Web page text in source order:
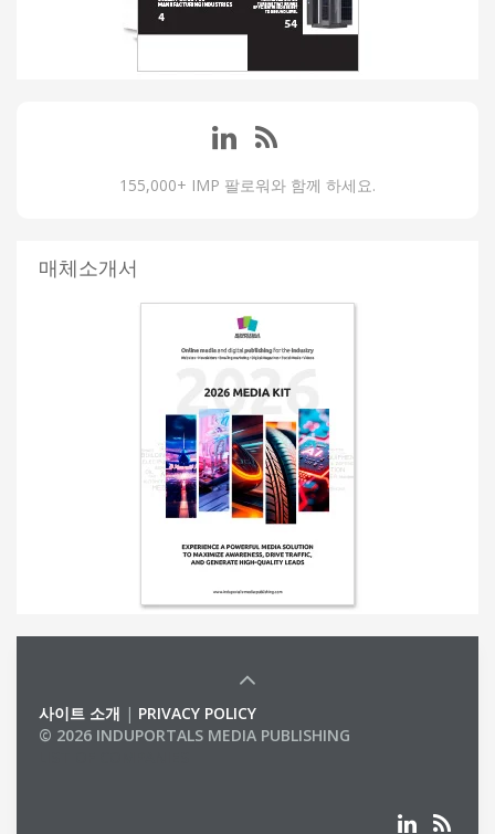
155,000+ IMP 팔로워와 함께 하세요.
매체소개서
사이트 소개 | PRIVACY POLICY
© 2026 INDUPORTALS MEDIA PUBLISHING